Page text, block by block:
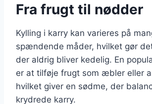
Fra frugt til nødder
Kylling i karry kan varieres på
spændende måder, hvilket gør
der aldrig bliver kedelig. En
er at tilføje frugt som æbler eller
hvilket giver en sødme, der
krydrede karry.